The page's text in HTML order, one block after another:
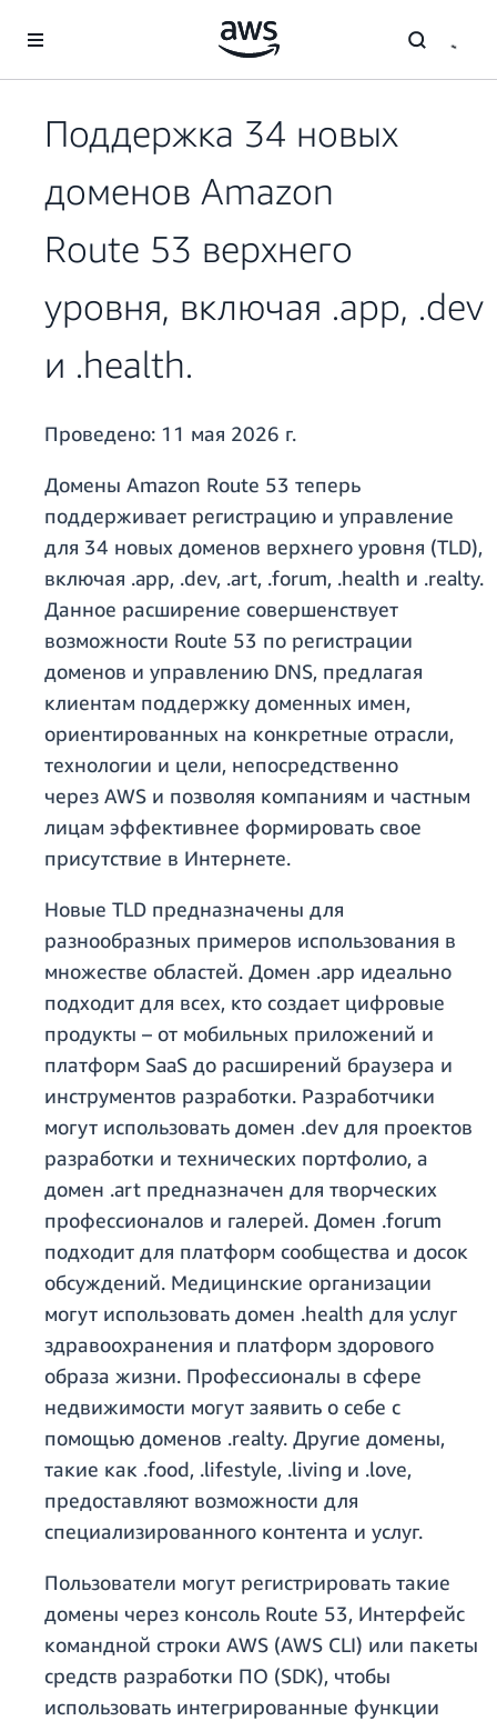
Перейти к главному контенту
Поддержка 34 новых
доменов Amazon
Route 53 верхнего
уровня, включая .app, .dev
и .health.
Проведено: 11 мая 2026 г.
Домены Amazon Route 53 теперь
поддерживает регистрацию и управление
для 34 новых доменов верхнего уровня (TLD),
включая .app, .dev, .art, .forum, .health и .realty.
Данное расширение совершенствует
возможности Route 53 по регистрации
доменов и управлению DNS, предлагая
клиентам поддержку доменных имен,
ориентированных на конкретные отрасли,
технологии и цели, непосредственно
через AWS и позволяя компаниям и частным
лицам эффективнее формировать свое
присутствие в Интернете.
Новые TLD предназначены для
разнообразных примеров использования в
множестве областей. Домен .app идеально
подходит для всех, кто создает цифровые
продукты – от мобильных приложений и
платформ SaaS до расширений браузера и
инструментов разработки. Разработчики
могут использовать домен .dev для проектов
разработки и технических портфолио, а
домен .art предназначен для творческих
профессионалов и галерей. Домен .forum
подходит для платформ сообщества и досок
обсуждений. Медицинские организации
могут использовать домен .health для услуг
здравоохранения и платформ здорового
образа жизни. Профессионалы в сфере
недвижимости могут заявить о себе с
помощью доменов .realty. Другие домены,
такие как .food, .lifestyle, .living и .love,
предоставляют возможности для
специализированного контента и услуг.
Пользователи могут регистрировать такие
домены через консоль Route 53, Интерфейс
командной строки AWS (AWS CLI) или пакеты
средств разработки ПО (SDK), чтобы
использовать интегрированные функции